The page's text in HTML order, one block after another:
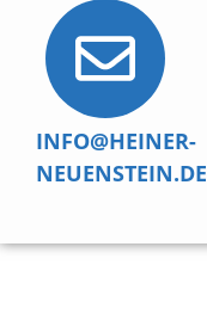
INFO@HEINER-
NEUENSTEIN.DE